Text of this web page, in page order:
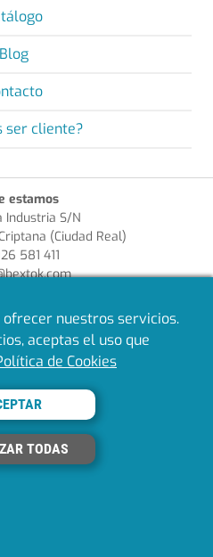
Blog
ser cliente?
estamos
Industria S/N
(Ciudad Real)
581 411
de interés
ser cliente?
Legal
de Cookies
en redes
nuestros servicios.
aceptas el uso que
de Cookies
TODAS